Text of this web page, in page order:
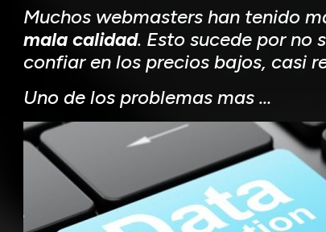
Muchos webmasters han tenido
mala calidad. Esto sucede por no
confiar en los precios bajos, casi
Uno de los problemas mas …